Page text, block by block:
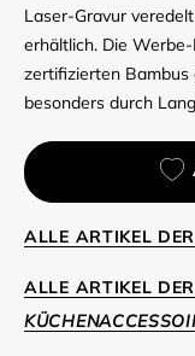
Laser-Gravur
erhältlich. Die
zertifizierten
besonders durch
ALLE ARTIKEL
ALLE ARTIKEL